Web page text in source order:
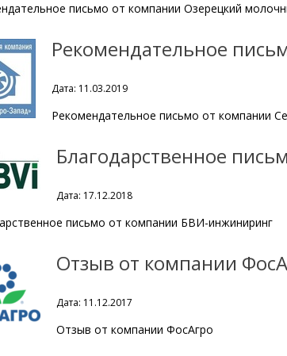
письмо от компании Озерецкий
Рекомендательное
Дата: 11.03.2019
Рекомендательное письмо от компании
Благодарственное
Дата: 17.12.2018
письмо от компании БВИ-инжиниринг
Отзыв от компании
Дата: 11.12.2017
Отзыв от компании ФосАгро